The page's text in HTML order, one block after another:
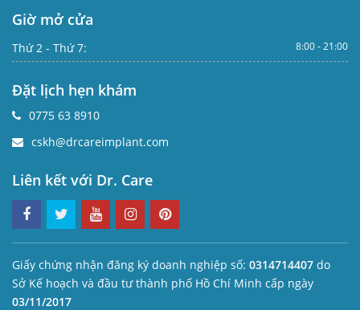
Giờ mở cửa
Thứ 2 - Thứ 7: 8:00 - 21:00
Đặt lịch hẹn khám
0775 63 8910
cskh@drcareimplant.com
Liên kết với Dr. Care
Giấy chứng nhận đăng ký doanh nghiệp số: 0314714407 do
Sở Kế hoạch và đầu tư thành phố Hồ Chí Minh cấp ngày
03/11/2017